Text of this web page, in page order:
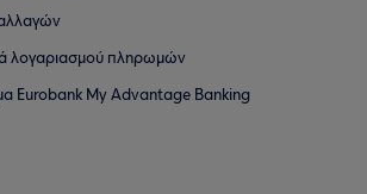
λογαριασμού πληρωμών
Eurobank My Advantage Banking